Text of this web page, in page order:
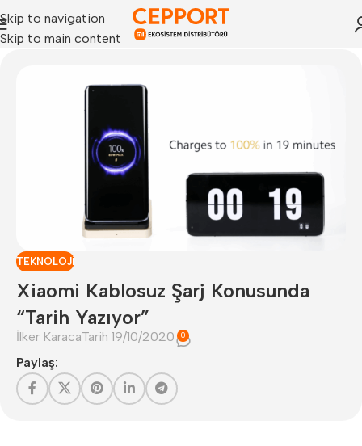
Skip to navigation
Skip to main content
TEKNOLOJI
Xiaomi Kablosuz Şarj Konusunda
“Tarih Yazıyor”
İlker KaracaTarih 19/10/2020 0
Paylaş: